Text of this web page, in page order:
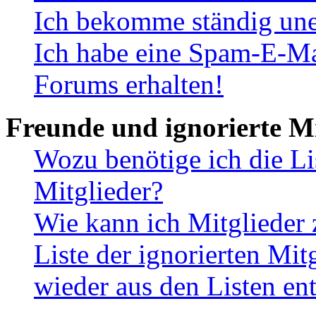
Ich bekomme ständig
Ich habe eine Spam-E-
Forums erhalten!
Freunde und ignorierte
Wozu benötige ich die
Mitglieder?
Wie kann ich Mitglieder
Liste der ignorierten
wieder aus den Listen